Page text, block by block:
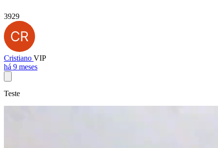
3929
Cristiano VIP
há 9 meses
Teste